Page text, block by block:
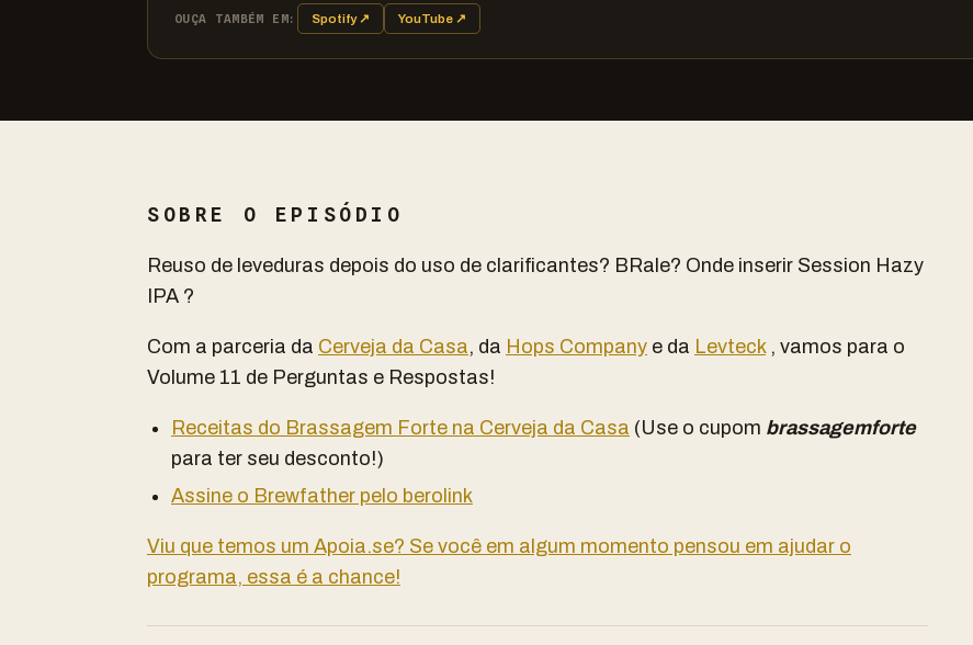
OUÇA TAMBÉM EM: Spotify ↗ YouTube ↗
SOBRE O EPISÓDIO
Reuso de leveduras depois do uso de clarificantes? BRale? Onde inserir Session Hazy
IPA ?
Com a parceria da Cerveja da Casa, da Hops Company e da Levteck, vamos para o
Volume 11 de Perguntas e Respostas!
Receitas do Brassagem Forte na Cerveja da Casa (Use o cupom brassagemforte
para ter seu desconto!)
Assine o Brewfather pelo berolink
Viu que temos um Apoia.se? Se você em algum momento pensou em ajudar o
programa, essa é a chance!